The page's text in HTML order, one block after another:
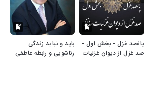
پانصد غزل - بخش اول -
صد غزل از دیوان غزلیات
باید و نباید زندگی
زناشویی و رابطه عاطفی